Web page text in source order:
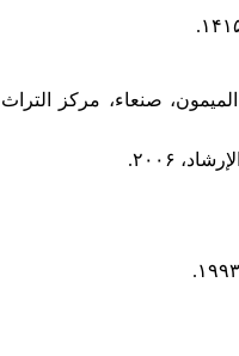
صنعاء، مرکز التراث